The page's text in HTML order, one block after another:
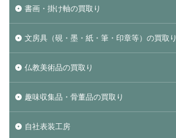
書画・掛け軸の買取り
文房具（硯・墨・紙・筆・印章等）の買取り
仏教美術品の買取り
趣味収集品・骨董品の買取り
自社表装工房